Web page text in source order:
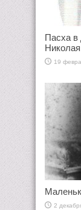
Пасха в
Николая
19
2